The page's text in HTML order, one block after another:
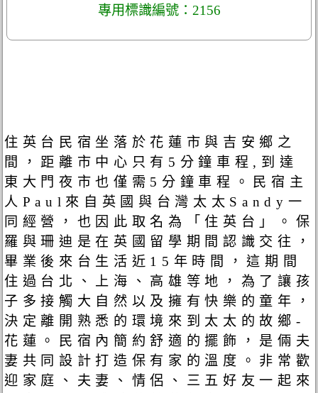
專用標識編號：2156
住英台民宿坐落於花蓮市與吉安鄉之
間，距離市中心只有5分鐘車程,到達
東大門夜市也僅需5分鐘車程。民宿主
人Paul來自英國與台灣太太Sandy一
同經營，也因此取名為「住英台」。保
羅與珊迪是在英國留學期間認識交往，
畢業後來台生活近15年時間，這期間
住過台北、上海、高雄等地，為了讓孩
子多接觸大自然以及擁有快樂的童年，
決定離開熟悉的環境來到太太的故鄉-
花蓮。民宿內簡約舒適的擺飾，是倆夫
妻共同設計打造保有家的溫度。非常歡
迎家庭、夫妻、情侶、三五好友一起來